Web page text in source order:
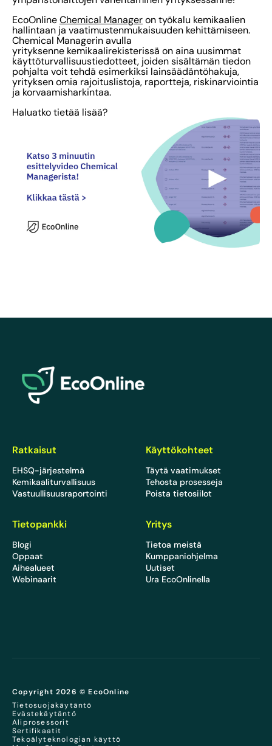
EcoOnline Chemical Manager on työkalu kemikaalien
hallintaan ja vaatimustenmukaisuuden kehittämiseen.
Chemical Managerin avulla
yrityksenne kemikaalirekisterissä on aina uusimmat
käyttöturvallisuustiedotteet, joiden sisältämän tiedon
pohjalta voit tehdä esimerkiksi lainsäädäntöhakuja,
yrityksen omia rajoituslistoja, raportteja, riskinarviointia
ja korvaamisharkintaa.
Haluatko tietää lisää?
Ratkaisut
EHSQ-järjestelmä
Kemikaaliturvallisuus
Vastuullisuusraportointi
Käyttökohteet
Täytä vaatimukset
Tehosta prosesseja
Poista tietosiilot
Tietopankki
Blogi
Oppaat
Aihealueet
Webinaarit
Yritys
Tietoa meistä
Kumppaniohjelma
Uutiset
Ura EcoOnlinella
Copyright 2026 © EcoOnline
Tietosuojakäytäntö
Evästekäytäntö
Aliprosessorit
Sertifikaatit
Tekoälyteknologian käyttö